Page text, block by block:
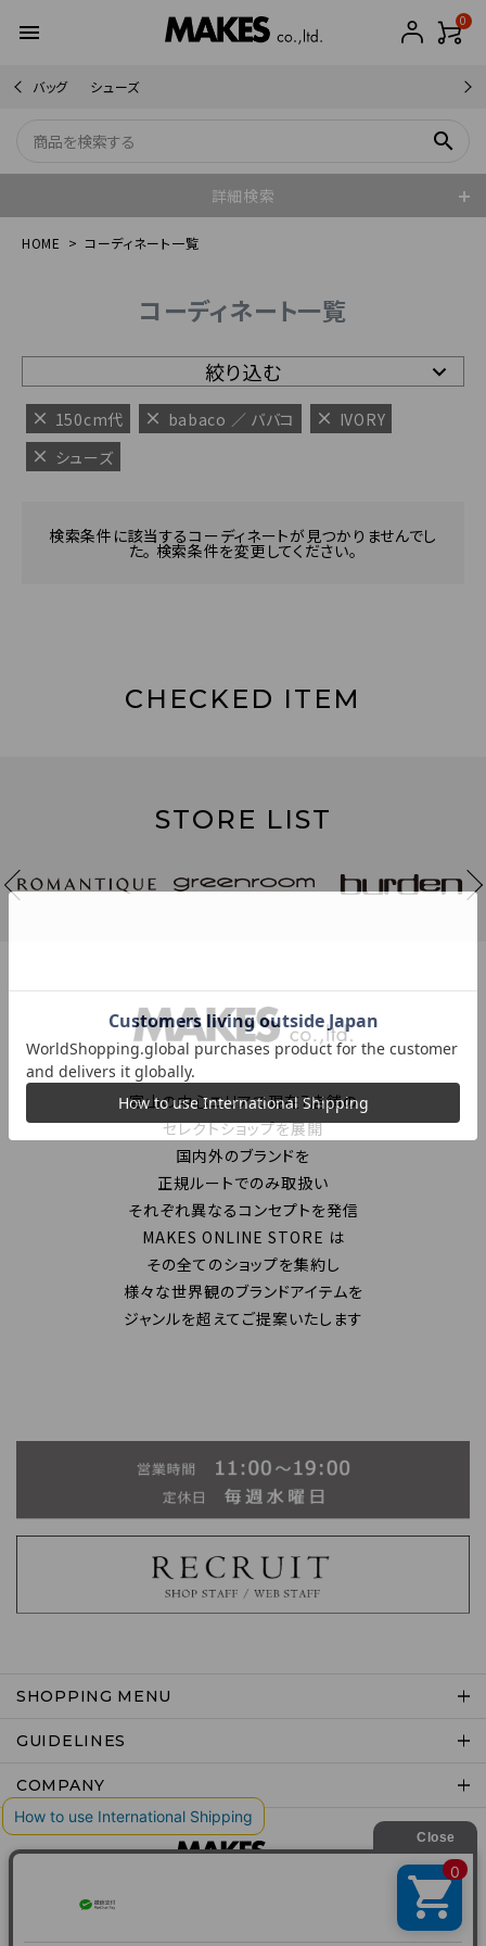
menu 0
バッグ シューズ
search
詳細検索
HOME コーディネート一覧
コーディネート一覧
絞り込む
150cm代 babaco ／ ババコ
IVORY
シューズ
検索条件に該当するコーディネートが見つかりませんでし
た。 検索条件を変更してください。
CHECKED ITEM
STORE LIST
富山の中心エリアで現在7店舗の
セレクトショップを展開
国内外のブランドを
正規ルートでのみ取扱い
それぞれ異なるコンセプトを発信
MAKES ONLINE STORE は
その全てのショップを集約し
様々な世界観のブランドアイテムを
ジャンルを超えてご提案いたします
SHOPPING MENU
GUIDELINES
COMPANY